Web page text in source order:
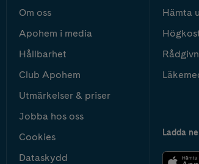
Om oss
Apohem i media
Hållbarhet
Club Apohem
Utmärkelser & priser
Jobba hos oss
Cookies
Dataskydd
Hämta
Ladda